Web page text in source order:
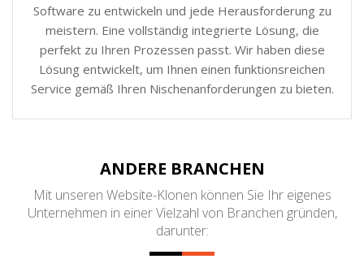
Software zu entwickeln und jede Herausforderung zu
meistern. Eine vollständig integrierte Lösung, die
perfekt zu Ihren Prozessen passt. Wir haben diese
Lösung entwickelt, um Ihnen einen funktionsreichen
Service gemäß Ihren Nischenanforderungen zu bieten.
ANDERE BRANCHEN
Mit unseren Website-Klonen können Sie Ihr eigenes
Unternehmen in einer Vielzahl von Branchen gründen,
darunter: